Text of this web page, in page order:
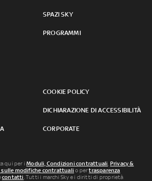
SPAZI SKY
PROGRAMMI
COOKIE POLICY
DICHIARAZIONE DI ACCESSIBILITÀ
CORPORATE
qui per iModuli, Condizioni contrattuali, Privacy &
modifiche contrattuali o pertrasparenza
contatti. Tutti i marchi Sky e i diritti di proprietà